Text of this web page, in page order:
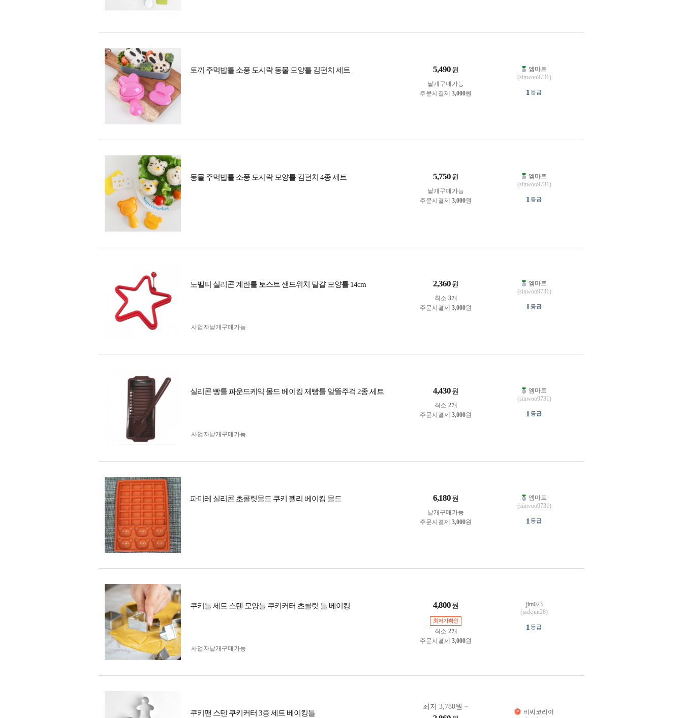
토끼 주먹밥틀 소풍 도시락 동물 모양틀 김펀치 세트 5,490 원
낱개구매가능
주문시결제 3,000원
엠마트
(sinwoo9731)
1 등급
동물 주먹밥틀 소풍 도시락 모양틀 김펀치 4종 세트 5,750 원
낱개구매가능
주문시결제 3,000원
엠마트
(sinwoo9731)
1 등급
노벨티 실리콘 계란틀 토스트 샌드위치 달걀 모양틀 14cm 2,360 원
최소 3개
주문시결제 3,000원
사업자 낱개구매가능
엠마트
(sinwoo9731)
1 등급
실리콘 빵틀 파운드케익 몰드 베이킹 제빵틀 알뜰주걱 2종 세트 4,430 원
최소 2개
주문시결제 3,000원
사업자 낱개구매가능
엠마트
(sinwoo9731)
1 등급
파미레 실리콘 초콜릿몰드 쿠키 젤리 베이킹 몰드 6,180 원
낱개구매가능
주문시결제 3,000원
엠마트
(sinwoo9731)
1 등급
쿠키틀 세트 스텐 모양틀 쿠키커터 초콜릿 틀 베이킹 4,800 원
최저가확인
최소 2개
주문시결제 3,000원
사업자 낱개구매가능
jim023
(jackjun28)
1 등급
쿠키맨 스텐 쿠키커터 3종 세트 베이킹틀
최저 3,780원 ~
비씨코리아